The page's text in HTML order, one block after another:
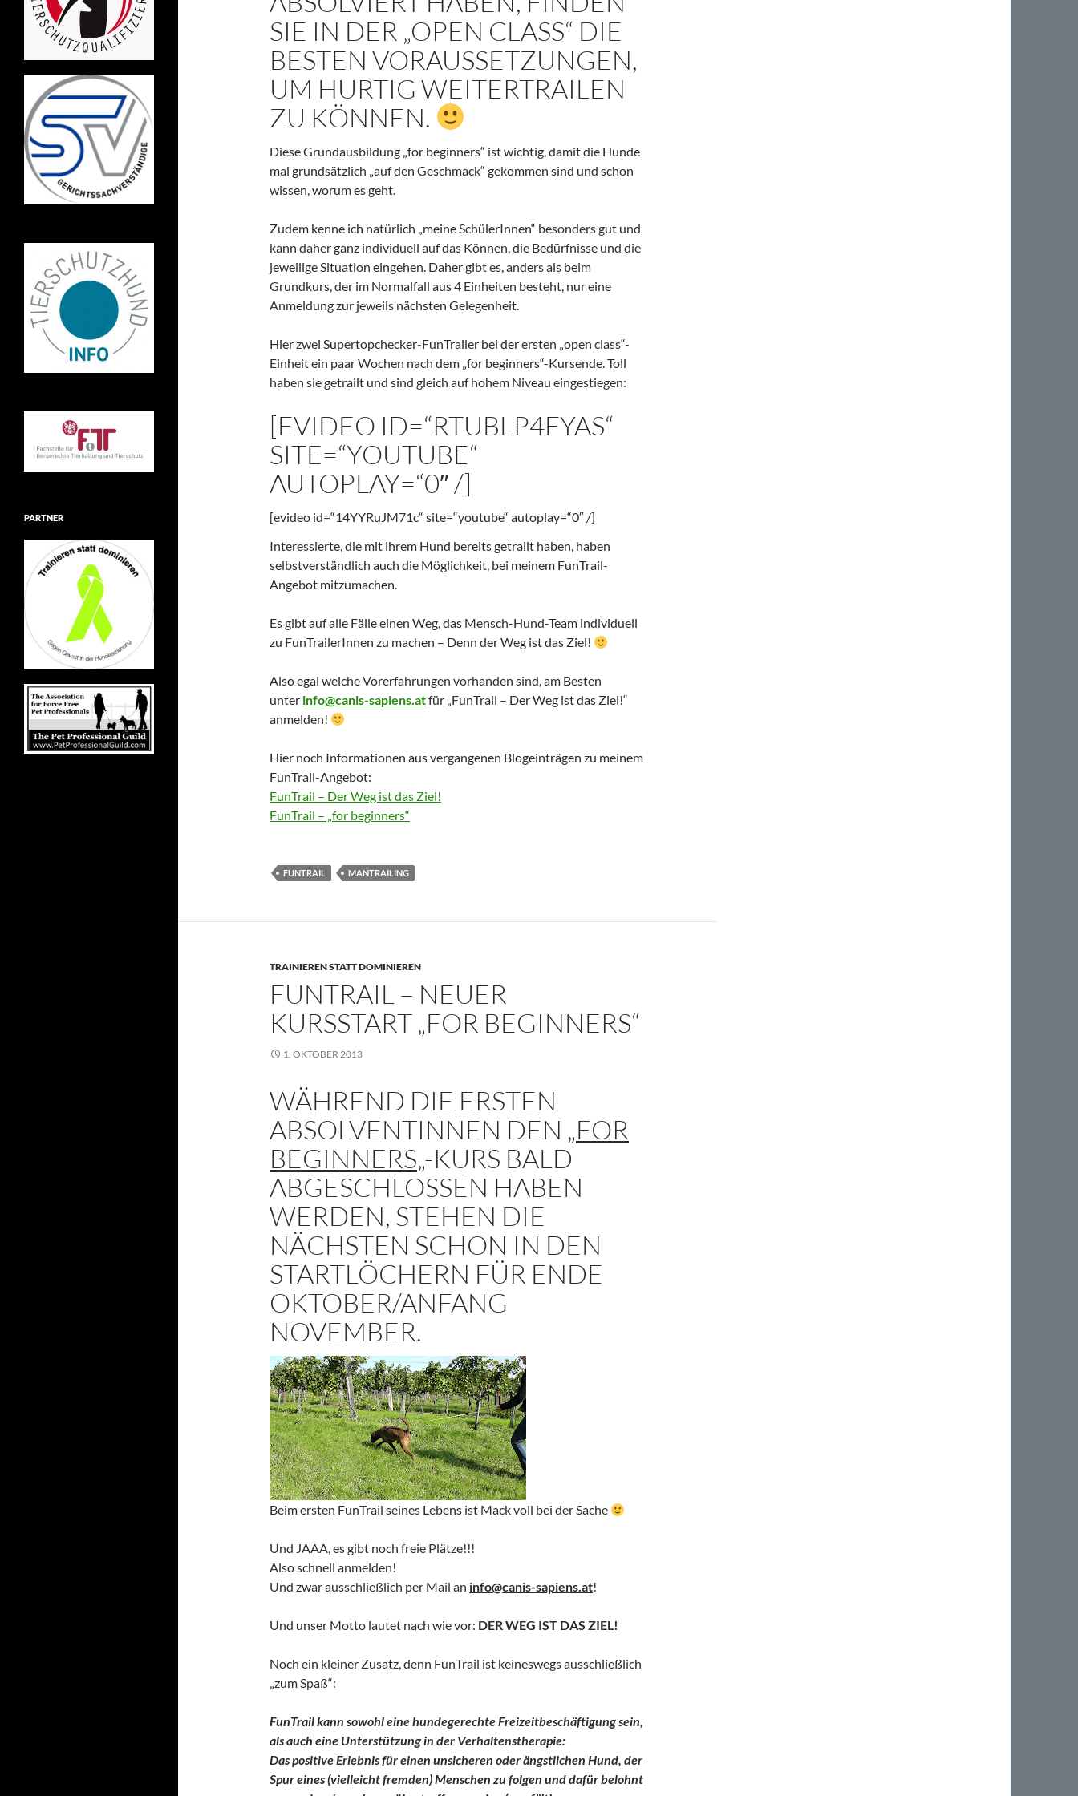
SIE IN DER „OPEN CLASS“ DIE
BESTEN VORAUSSETZUNGEN,
UM HURTIG WEITERTRAILEN
ZU KÖNNEN.
Diese Grundausbildung „for beginners“ ist wichtig, damit die Hunde
mal grundsätzlich „auf den Geschmack“ gekommen sind und schon
wissen, worum es geht.
Zudem kenne ich natürlich „meine SchülerInnen“ besonders gut und
kann daher ganz individuell auf das Können, die Bedürfnisse und die
jeweilige Situation eingehen. Daher gibt es, anders als beim
Grundkurs, der im Normalfall aus 4 Einheiten besteht, nur eine
Anmeldung zur jeweils nächsten Gelegenheit.
Hier zwei Supertopchecker-FunTrailer bei der ersten „open class“-
Einheit ein paar Wochen nach dem „for beginners“-Kursende. Toll
haben sie getrailt und sind gleich auf hohem Niveau eingestiegen:
[EVIDEO ID=“RTUBLP4FYAS“
SITE=“YOUTUBE“
AUTOPLAY=“0″ /]
[evideo id=“14YYRuJM71c“ site=“youtube“ autoplay=“0″ /]
Interessierte, die mit ihrem Hund bereits getrailt haben, haben
selbstverständlich auch die Möglichkeit, bei meinem FunTrail-
Angebot mitzumachen.
Es gibt auf alle Fälle einen Weg, das Mensch-Hund-Team individuell
zu FunTrailerInnen zu machen – Denn der Weg ist das Ziel!
Also egal welche Vorerfahrungen vorhanden sind, am Besten
unter info@canis-sapiens.atfür „FunTrail – Der Weg ist das Ziel!“
anmelden!
Hier noch Informationen aus vergangenen Blogeinträgen zu meinem
FunTrail-Angebot:
FunTrail – Der Weg ist das Ziel!
FunTrail – „for beginners“
FUNTRAIL MANTRAILING
TRAINIEREN STATT DOMINIEREN
FUNTRAIL – NEUER
KURSSTART „FOR BEGINNERS“
1. OKTOBER 2013
WÄHREND DIE ERSTEN
ABSOLVENTINNEN DEN „FOR
BEGINNERS„-KURS BALD
ABGESCHLOSSEN HABEN
WERDEN, STEHEN DIE
NÄCHSTEN SCHON IN DEN
STARTLÖCHERN FÜR ENDE
OKTOBER/ANFANG
NOVEMBER.
Beim ersten FunTrail seines Lebens ist Mack voll bei der Sache
Und JAAA, es gibt noch freie Plätze!!!
Also schnell anmelden!
Und zwar ausschließlich per Mail an info@canis-sapiens.at!
Und unser Motto lautet nach wie vor: DER WEG IST DAS ZIEL!
Noch ein kleiner Zusatz, denn FunTrail ist keineswegs ausschließlich
„zum Spaß“:
FunTrail kann sowohl eine hundegerechte Freizeitbeschäftigung sein,
als auch eine Unterstützung in der Verhaltenstherapie:
Das positive Erlebnis für einen unsicheren oder ängstlichen Hund, der
Spur eines (vielleicht fremden) Menschen zu folgen und dafür belohnt
PARTNER